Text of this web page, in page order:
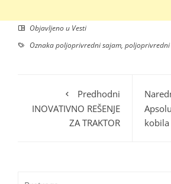
Objavljeno u Vesti
Oznakapoljoprivredni sajam, poljoprivredni
Predhodni
INOVATIVNO REŠENJE
ZA TRAKTOR